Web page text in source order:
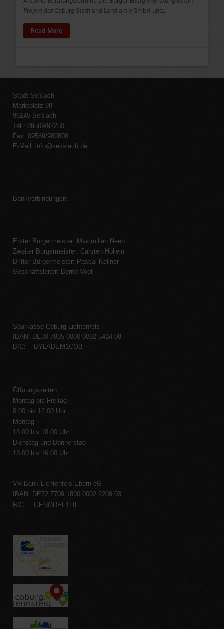
Projekt der Coburg Stadt und Land aktiv GmbH und
Read More
Stadt Seßlach
Marktplatz 98
96145 Seßlach
Tel.: 09569/92250
Fax: 09569/980808
E-Mail: info@sesslach.de
Bankverbindungen:
Erster Bürgermeister: Maximilian Neeb
Zweiter Bürgermeister: Carsten Höllein
Dritter Bürgermeister: Pascal Kellner
Geschäftsleiter: Bernd Vogt
Sparkasse Coburg-Lichtenfels
IBAN: DE30 7835 0000 0092 5414 08
BIC: BYLADEM1COB
Öffnungszeiten:
Montag bis Freitag
8.00 bis 12.00 Uhr
Montag
13.00 bis 18.00 Uhr
Dienstag und Donnerstag
13.00 bis 16.00 Uhr
VR-Bank Lichtenfels-Ebern eG
IBAN: DE72 7709 1800 0002 2209 03
BIC: GENODEF1LIF